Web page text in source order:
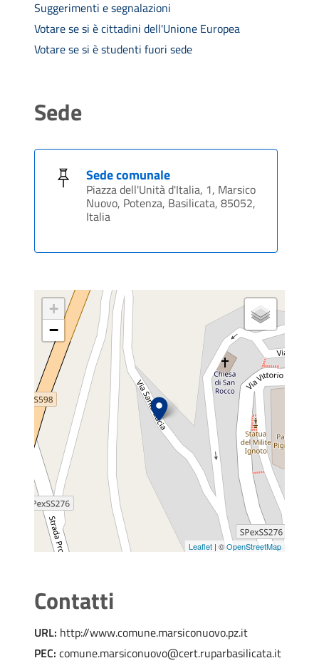
Suggerimenti e segnalazioni
Votare se si è cittadini dell'Unione Europea
Votare se si è studenti fuori sede
Sede
Sede comunale
Piazza dell'Unità d'Italia, 1, Marsico
Nuovo, Potenza, Basilicata, 85052,
Italia
+
−
Leaflet | ©OpenStreetMap
Contatti
URL: http://www.comune.marsiconuovo.pz.it
PEC: comune.marsiconuovo@cert.ruparbasilicata.it